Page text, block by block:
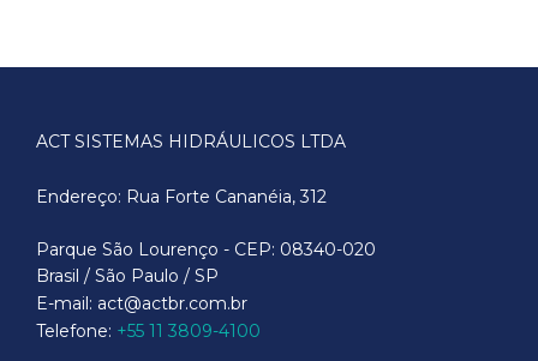
ACT SISTEMAS HIDRÁULICOS LTDA
Endereço: Rua Forte Cananéia, 312
Parque São Lourenço - CEP: 08340-020
Brasil / São Paulo / SP
E-mail: act@actbr.com.br
Telefone: +55 11 3809-4100